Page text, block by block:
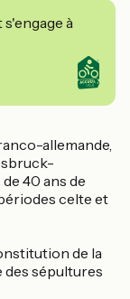
à
allemande,
40 ans de
celte et
de la
des sépultures